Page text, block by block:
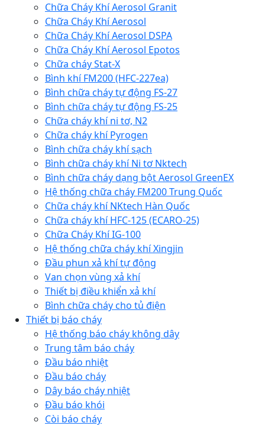
Chữa Cháy Khí Aerosol Granit
Chữa Cháy Khí Aerosol
Chữa Cháy Khí Aerosol DSPA
Chữa Cháy Khí Aerosol Epotos
Chữa cháy Stat-X
Bình khí FM200 (HFC-227ea)
Bình chữa cháy tự động FS-27
Bình chữa cháy tự động FS-25
Chữa cháy khí ni tơ, N2
Chữa cháy khí Pyrogen
Bình chữa cháy khí sạch
Bình chữa cháy khí Ni tơ Nktech
Bình chữa cháy dạng bột Aerosol GreenEX
Hệ thống chữa cháy FM200 Trung Quốc
Chữa cháy khí NKtech Hàn Quốc
Chữa cháy khí HFC-125 (ECARO-25)
Chữa Cháy Khí IG-100
Hệ thống chữa cháy khí Xingjin
Đầu phun xả khí tự động
Van chọn vùng xả khí
Thiết bị điều khiển xả khí
Bình chữa cháy cho tủ điện
Thiết bị báo cháy
Hệ thống báo cháy không dây
Trung tâm báo cháy
Đầu báo nhiệt
Đầu báo cháy
Dây báo cháy nhiệt
Đầu báo khói
Còi báo cháy